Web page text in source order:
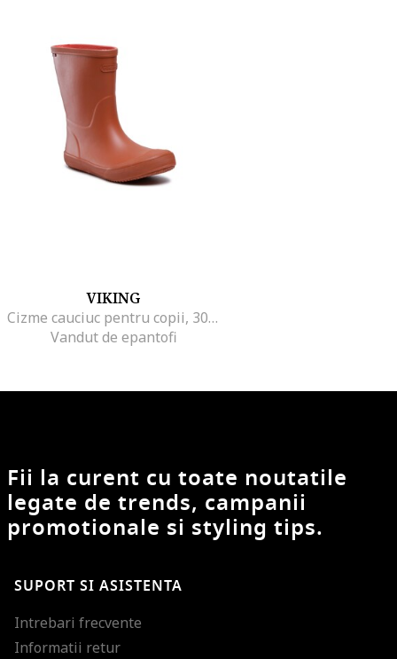
VIKING
Cizme cauciuc pentru copii, 301806608
Vandut de epantofi
Fii la curent cu toate noutatile
legate de trends, campanii
promotionale si styling tips.
SUPORT SI ASISTENTA
Intrebari frecvente
Informatii retur